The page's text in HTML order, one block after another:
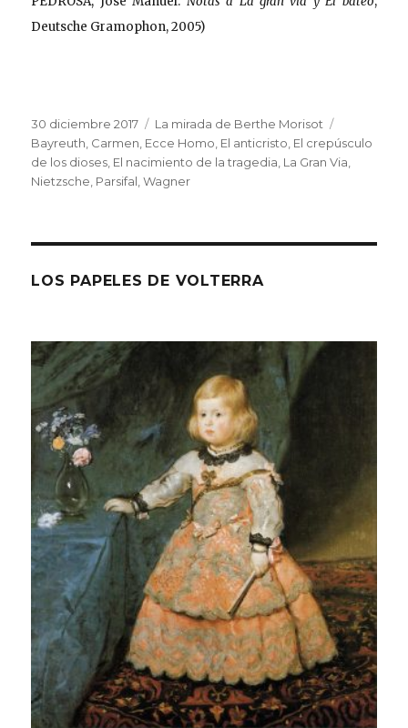
Deutsche Gramophon, 2005)
Publicado
el
30 diciembre 2017 Categorías
La mirada de Berthe Morisot
Bayreuth, Carmen, Ecce Homo, El anticristo, El crepúsculo
de los dioses, El nacimiento de la tragedia, La Gran Via,
Nietzsche, Parsifal,Wagner
LOS PAPELES DE VOLTERRA